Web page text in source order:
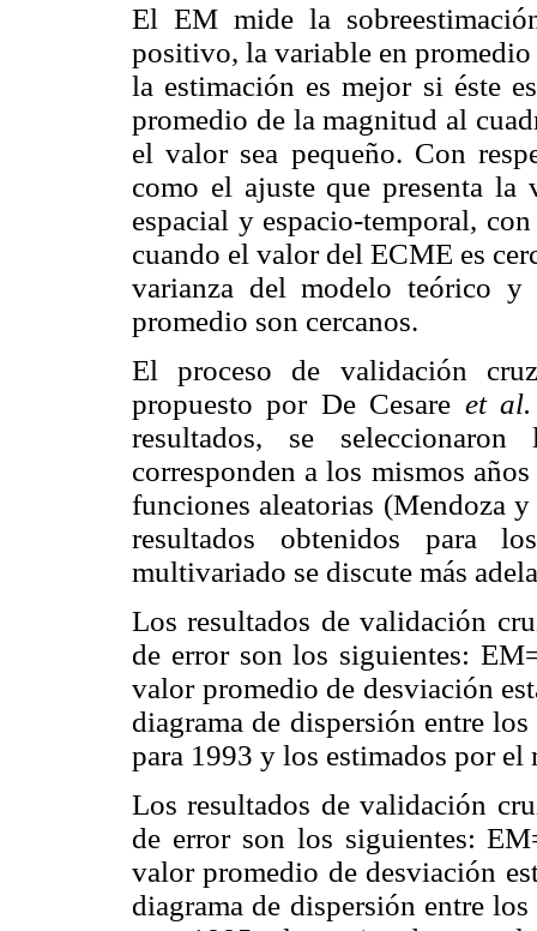
El EM mide la
positivo, la variable en
la estimación es mejor si éste
promedio de la magnitud al
el valor sea pequeño. Con
como el ajuste que presenta la
espacial y espacio-temporal,
cuando el valor del ECME es
varianza del modelo teórico
promedio son cercanos.
El proceso de validación
propuesto por De Cesare et al.
resultados, se
corresponden a los mismos
funciones aleatorias (Mendoza
resultados obtenidos para
multivariado se discute más
Los resultados de validación
de error son los siguientes:
valor promedio de desviación
diagrama de dispersión entre
para 1993 y los estimados por
Los resultados de validación
de error son los siguientes:
valor promedio de desviación
diagrama de dispersión entre